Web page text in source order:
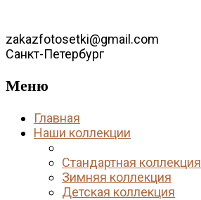
zakazfotosetki@gmail.com
Санкт-Петербург
Меню
Главная
Наши коллекции
Стандартная коллекция
Зимняя коллекция
Детская коллекция